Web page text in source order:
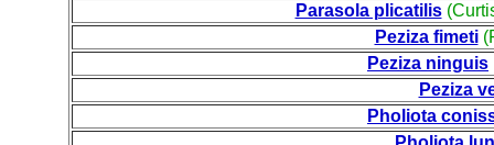
Parasola plicatilis
Peziza fimeti
Peziza ninguis
Peziza
Pholiota